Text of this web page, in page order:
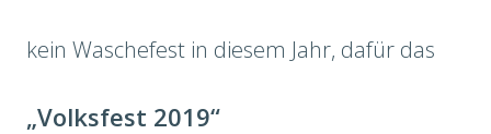
kein Waschefest in diesem Jahr, dafür das
„Volksfest 2019“